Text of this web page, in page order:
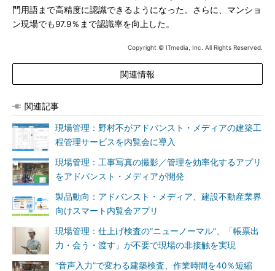
門用語まで高精度に認識できるようになった。さらに、マンショ
ン現場でも97.9％まで認識率を向上した。
Copyright © ITmedia, Inc. All Rights Reserved.
関連情報
関連記事
現場管理：野村不がアドバンスト・メディアの建築工
程管理サービスを内覧会に導入
現場管理：工事写真の撮影／管理を効率化するアプリ
をアドバンスト・メディアが開発
製品動向：アドバンスト・メディア、建設不動産業界
向けスマート内覧会アプリ
現場管理：仕上げ検査の“ニューノーマル”、「帳票出
力・会う・渡す」が不要で現場の非接触を実現
“音声入力”で変わる建築検査、作業時間を40％短縮